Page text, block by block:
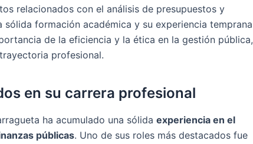
relacionados con el análisis de presupuestos y
formación académica y su experiencia temprana
de la eficiencia y la ética en la gestión pública,
profesional.
en su carrera profesional
ha acumulado una sólida experiencia en el
públicas. Uno de sus roles más destacados fue